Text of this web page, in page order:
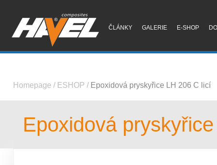
ČLÁNKY GALERIE E-SHOP
Homepage / ESHOP / Epoxidová pryskyřice LH 206 C licí
Epoxidová